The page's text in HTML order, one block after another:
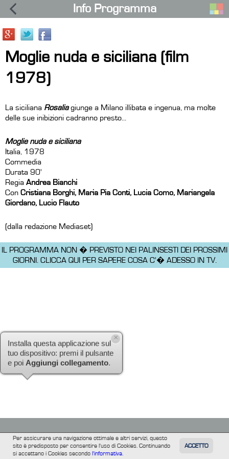
TUTTI FILM
Per assicurare una navigazione ottimale e altri servizi, questo
sito è predisposto per consentire l'uso di Cookies. Continuando
si accettano i Cookies secondol'informativa.
ACCETTO
Info Programma
Moglie nuda e siciliana (film
1978)
La siciliana Rosaliagiunge a Milano illibata e ingenua, ma molte
delle sue inibizioni cadranno presto...
Moglie nuda e siciliana
Italia, 1978
Commedia
Durata 90'
Regia Andrea Bianchi
Con Cristiana Borghi, Maria Pia Conti, Lucia Como, Mariangela
Giordano, Lucio Flauto
(dalla redazione Mediaset)
IL PROGRAMMA NON � PREVISTO NEI PALINSESTI DEI PROSSIMI
GIORNI. CLICCA QUI PER SAPERE COSA C'� ADESSO IN TV.
Installa questa applicazione sul
tuo dispositivo: premi il pulsante
Aggiungi collegamento